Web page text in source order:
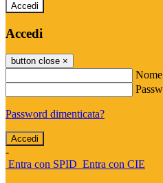
Accedi
Accedi
button close ×
Password dimenticata?
-
Entra con SPID Entra con CIE